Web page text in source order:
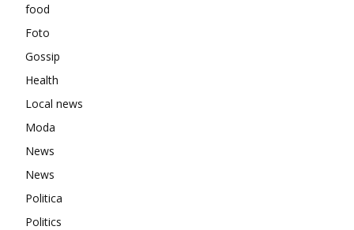
food
Foto
Gossip
Health
Local news
Moda
News
News
Politica
Politics